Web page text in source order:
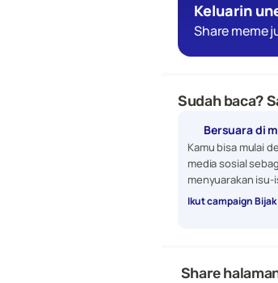
Keluarin
Share meme
Sudah baca?
Bersuara di
Kamu bisa mulai
media sosial
menyuarakan
Ikut campaign Bijak
Share